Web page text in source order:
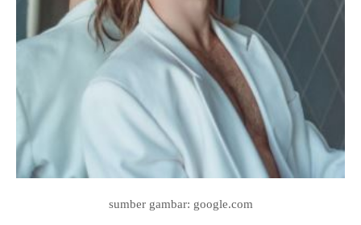
sumber gambar: google.com